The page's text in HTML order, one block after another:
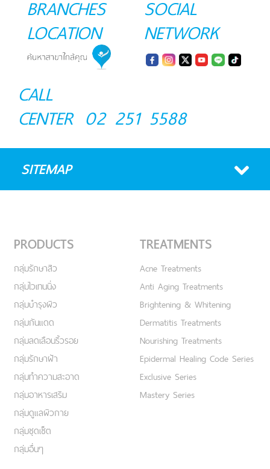
BRANCHES
LOCATION
SOCIAL
NETWORK
CALL
CENTER 02 251 5588
SITEMAP
PRODUCTS
กลุ่มรักษาสิว
กลุ่มไวเทนนิ่ง
กลุ่มบำรุงผิว
กลุ่มกันแดด
กลุ่มลดเลือนริ้วรอย
กลุ่มรักษาฝ้า
กลุ่มทำความสะอาด
กลุ่มอาหารเสริม
กลุ่มดูแลผิวกาย
กลุ่มชุดเซ็ต
กลุ่มอื่นๆ
TREATMENTS
Acne Treatments
Anti Aging Treatments
Brightening & Whitening
Dermatitis Treatments
Nourishing Treatments
Epidermal Healing Code Series
Exclusive Series
Mastery Series